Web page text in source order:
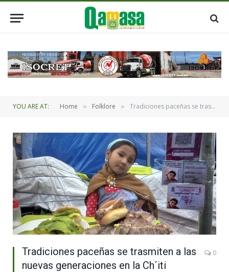
YOU ARE AT: Home » Folklore » Tradiciones paceñas se trasmiten a las nuevas generaciones en la Ch´iti Alasita
Tradiciones paceñas se trasmiten a las
nuevas generaciones en la Ch´iti
0